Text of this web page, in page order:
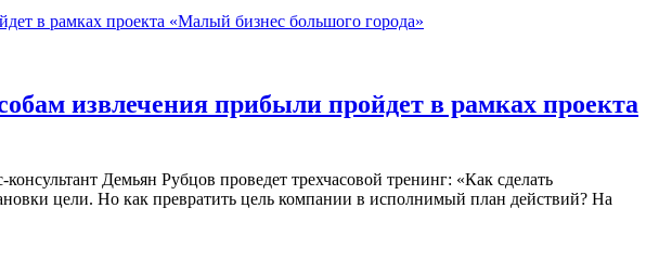
извлечения прибыли пройдет в рамках проекта
Демьян Рубцов проведет трехчасовой тренинг: «Как сделать
цели. Но как превратить цель компании в исполнимый план действий? На